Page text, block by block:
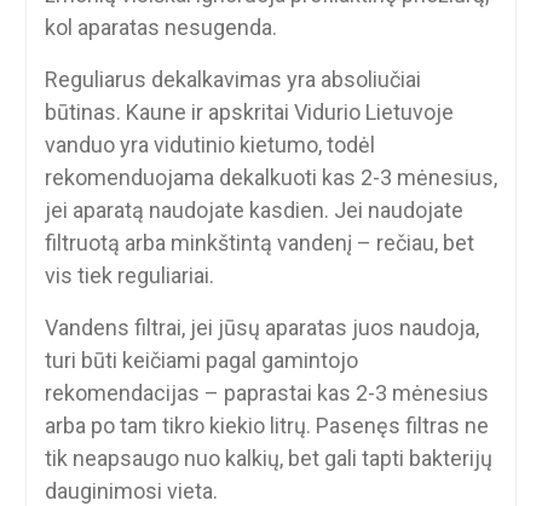
kol aparatas nesugenda.
Reguliarus dekalkavimas yra absoliučiai
būtinas. Kaune ir apskritai Vidurio Lietuvoje
vanduo yra vidutinio kietumo, todėl
rekomenduojama dekalkuoti kas 2-3 mėnesius,
jei aparatą naudojate kasdien. Jei naudojate
filtruotą arba minkštintą vandenį – rečiau, bet
vis tiek reguliariai.
Vandens filtrai, jei jūsų aparatas juos naudoja,
turi būti keičiami pagal gamintojo
rekomendacijas – paprastai kas 2-3 mėnesius
arba po tam tikro kiekio litrų. Pasenęs filtras ne
tik neapsaugo nuo kalkių, bet gali tapti bakterijų
dauginimosi vieta.